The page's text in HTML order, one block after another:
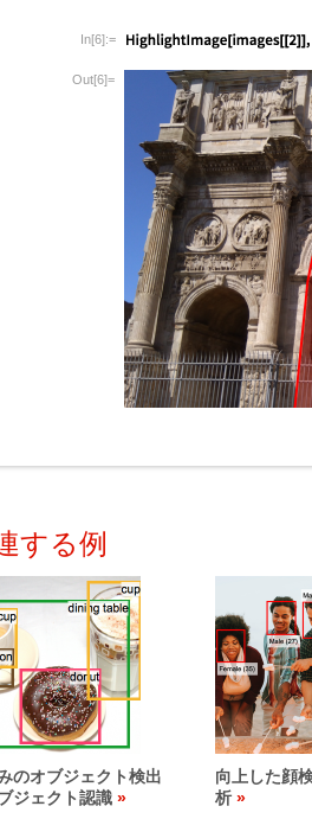
In[6]:=
Out[6]=
する例
のオブジェクト検出
ジェクト認識
向上した顔
析